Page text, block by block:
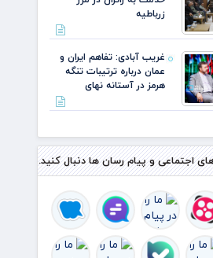
زرباطیه
غریب آبادی: تفاهم ایران و
عمان درباره ترتیبات تنگه
هرمز در آستانه نهای
اجتماعی و پیام رسان ها دنبال کنید.